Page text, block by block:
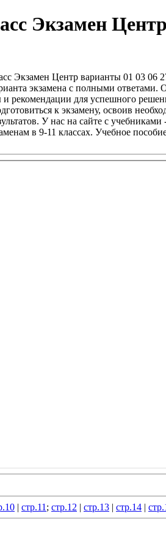
Экзамен
Экзамен Центр варианты 01 03 06
экзамена с полными
для успешного
к экзамену, освоив
У нас на сайте с учебниками
в 9-11 классах. Учебное
| стр.11 ; стр.12 | стр.13 | стр.14 |